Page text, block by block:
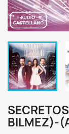
BILMEZ)-